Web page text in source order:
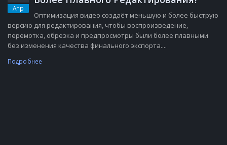
Апр
Оптимизация видео создаёт меньшую и более быструю
версию для редактирования, чтобы воспроизведение,
перемотка, обрезка и предпросмотры были более плавными
без изменения качества финального экспорта....
Подробнее